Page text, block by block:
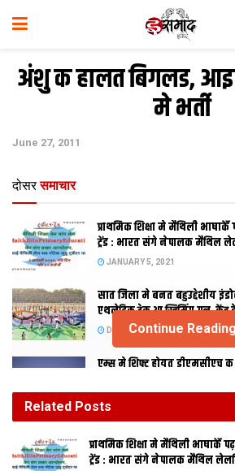
अंशु क हालत बिगलड,
मे भर्ती
June 27, 2011
दोसर समाचार
प्राथमिक शि‍क्षा मे मैथि‍ली
ट्रेंड : भारत संगे नेपालक मैथिल
JANUARY 5, 2021
सात जिला मे बनत बहुउद्देशीय
एथलेटिक ट्रेक आ स्विमिंग पुल,
DECEMBER 26, 2020
एम्स मे शिफ्ट होयत डीएमसीएच
लोकनि, 29 कए जायतीह बेंगलुरु
Continue Reading
Related Posts
प्राथमिक शि‍क्षा मे मैथि‍ली भाषाकेँ
ट्रेंड : भारत संगे नेपालक मैथिल